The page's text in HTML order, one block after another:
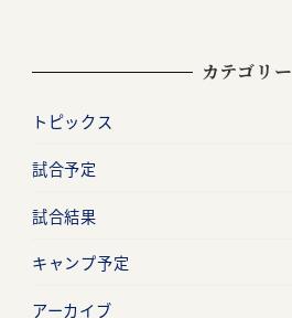
カテゴリー
トピックス
試合予定
試合結果
キャンプ予定
アーカイブ